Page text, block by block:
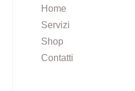
Home
Servizi
Shop
Contatti